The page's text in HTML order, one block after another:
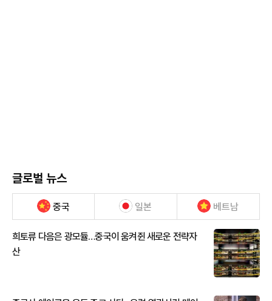
글로벌 뉴스
중국 일본 베트남
희토류 다음은 광모듈…중국이 움켜쥔 새로운 전략자
산